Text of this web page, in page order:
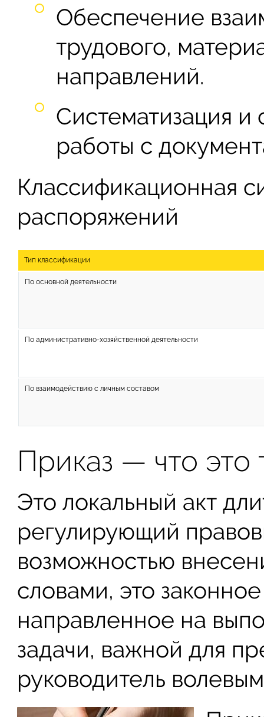
Обеспечение
трудового,
направлений.
Систематизация
работы с
Классификационная
распоряжений
Тип классификации
По основной деятельности
По административно-хозяйственной деятельности
По взаимодействию с личным составом
Приказ — что это
Это локальный акт
регулирующий
возможностью
словами, это
направленное на
задачи, важной для
руководитель